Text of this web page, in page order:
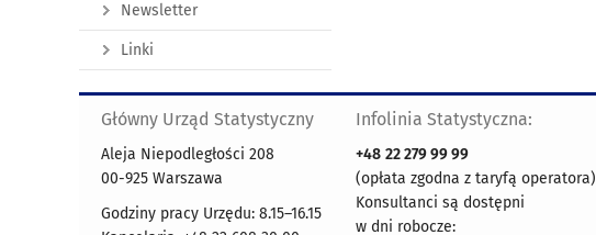
Newsletter
Linki
Główny Urząd Statystyczny
Aleja Niepodległości 208
00-925 Warszawa
Godziny pracy Urzędu: 8.15–16.15
Infolinia Statystyczna:
+48 22 279 99 99
(opłata zgodna z taryfą operatora)
Konsultanci są dostępni
w dni robocze: